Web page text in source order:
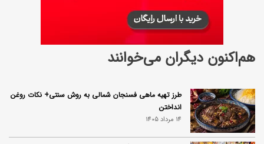
هم‌اکنون دیگران می‌خوانند
طرز تهیه ماهی فسنجان شمالی به روش سنتی+ نکات روغن
انداختن
14 مرداد 1405